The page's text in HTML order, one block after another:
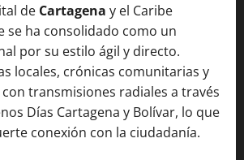
de Cartagena y el Caribe
se ha consolidado como un
por su estilo ágil y directo.
locales, crónicas comunitarias y
transmisiones radiales a través
Días Cartagena y Bolívar, lo que
conexión con la ciudadanía.